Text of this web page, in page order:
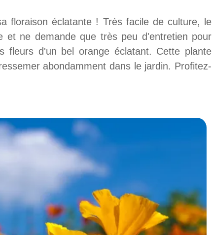
floraison éclatante ! Très facile de culture, le
et ne demande que très peu d'entretien pour
fleurs d'un bel orange éclatant. Cette plante
abondamment dans le jardin. Profitez-